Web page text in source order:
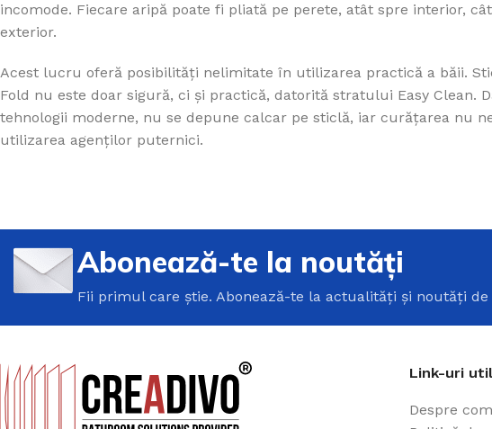
incomode. Fiecare aripă poate fi pliată pe perete, atât spre interior,
exterior.
Acest lucru oferă posibilități nelimitate în utilizarea practică a băii.
Fold nu este doar sigură, ci și practică, datorită stratului Easy Clean.
tehnologii moderne, nu se depune calcar pe sticlă, iar curățarea nu
utilizarea agenților puternici.
Abonează-te la noutăți
Fii primul care știe. Abonează-te la actualități și noutăți
Link-uri
Despre